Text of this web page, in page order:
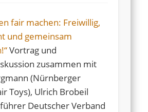
fair machen: Freiwillig,
und gemeinsam
Vortrag und
zusammen mit
(Nürnberger
Toys), Ulrich Brobeil
Deutscher Verband